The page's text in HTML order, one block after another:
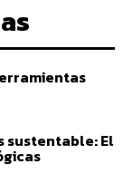
sustentable: El